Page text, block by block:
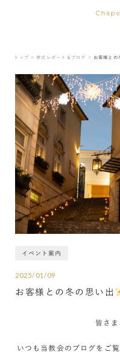
トップ ＞ 挙式レポート＆ブログ ＞ お客様との
イベント案内
2025/01/09
お客様との冬の思い出
皆さま
いつも当教会のブログをご